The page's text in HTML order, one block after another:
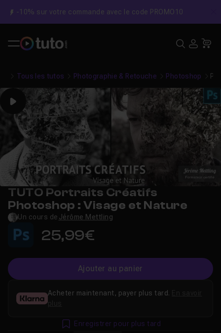
-10% sur votre commande avec le code PROMO10
Tous les tutos Photographie & Retouche Photoshop
Play
TUTO Portraits Créatifs
Photoshop : Visage et Nature
Un cours de Jérôme Mettling
25,99€
Ajouter au panier
Acheter maintenant, payer plus tard.
plus
Enregistrer pour plus tard